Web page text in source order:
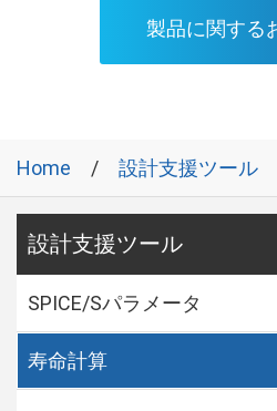
製品に関する
Home 設計支援ツール
設計支援ツール
SPICE/Sパラメータ
寿命計算